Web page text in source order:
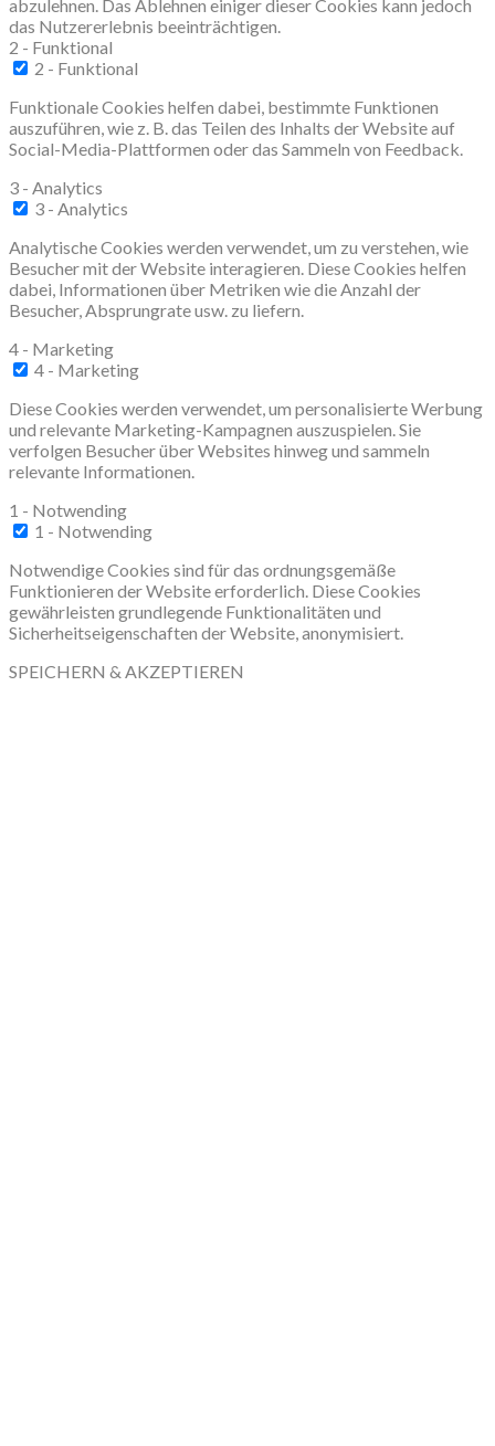
abzulehnen. Das Ablehnen einiger dieser Cookies kann jedoch
das Nutzererlebnis beeinträchtigen.
2 - Funktional
2 - Funktional
Funktionale Cookies helfen dabei, bestimmte Funktionen
auszuführen, wie z. B. das Teilen des Inhalts der Website auf
Social-Media-Plattformen oder das Sammeln von Feedback.
3 - Analytics
3 - Analytics
Analytische Cookies werden verwendet, um zu verstehen, wie
Besucher mit der Website interagieren. Diese Cookies helfen
dabei, Informationen über Metriken wie die Anzahl der
Besucher, Absprungrate usw. zu liefern.
4 - Marketing
4 - Marketing
Diese Cookies werden verwendet, um personalisierte Werbung
und relevante Marketing-Kampagnen auszuspielen. Sie
verfolgen Besucher über Websites hinweg und sammeln
relevante Informationen.
1 - Notwending
1 - Notwending
Notwendige Cookies sind für das ordnungsgemäße
Funktionieren der Website erforderlich. Diese Cookies
gewährleisten grundlegende Funktionalitäten und
Sicherheitseigenschaften der Website, anonymisiert.
SPEICHERN & AKZEPTIEREN